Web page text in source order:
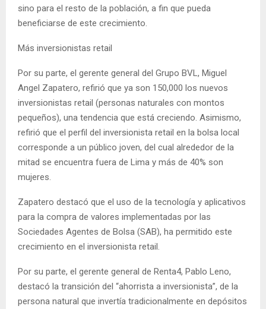
sino para el resto de la población, a fin que pueda
beneficiarse de este crecimiento.
Más inversionistas retail
Por su parte, el gerente general del Grupo BVL, Miguel
Angel Zapatero, refirió que ya son 150,000 los nuevos
inversionistas retail (personas naturales con montos
pequeños), una tendencia que está creciendo. Asimismo,
refirió que el perfil del inversionista retail en la bolsa local
corresponde a un público joven, del cual alrededor de la
mitad se encuentra fuera de Lima y más de 40% son
mujeres.
Zapatero destacó que el uso de la tecnología y aplicativos
para la compra de valores implementadas por las
Sociedades Agentes de Bolsa (SAB), ha permitido este
crecimiento en el inversionista retail.
Por su parte, el gerente general de Renta4, Pablo Leno,
destacó la transición del “ahorrista a inversionista”, de la
persona natural que invertía tradicionalmente en depósitos